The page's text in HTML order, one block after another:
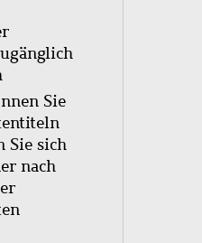
Sie
Sie sich
nach